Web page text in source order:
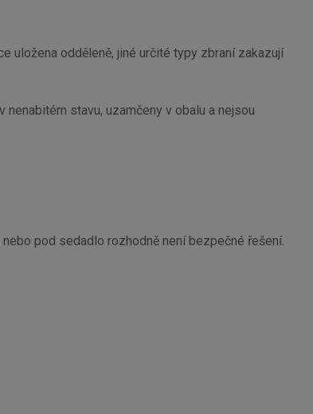
uložena odděleně, jiné určité typy zbraní zakazují
stavu, uzamčeny v obalu a nejsou
pod sedadlo rozhodně není bezpečné řešení.